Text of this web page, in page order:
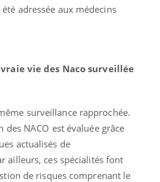
adressée aux médecins
vie des Naco surveillée
surveillance rapprochée.
des NACO est évaluée grâce
actualisés de
ailleurs, ces spécialités font
de risques comprenant le